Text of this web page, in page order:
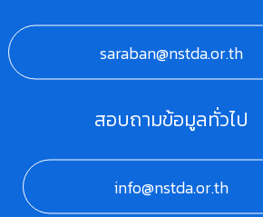
saraban@nstda.or.th
สอบถามข้อมูลทั่วไป
info@nstda.or.th